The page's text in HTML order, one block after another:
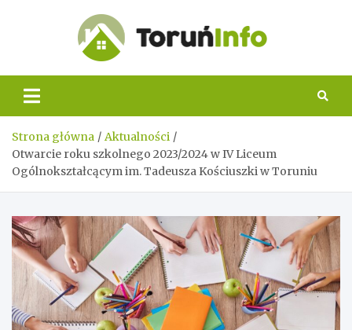
Info
Strona główna
Aktualności
Otwarcie roku szkolnego 2023/2024 w IV Liceum
Ogólnokształcącym im. Tadeusza Kościuszki w Toruniu